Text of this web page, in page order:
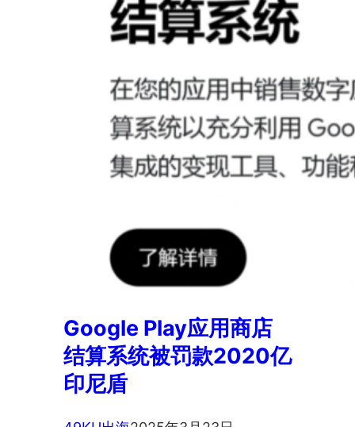
Google Play应用商店
结算系统被罚款2020亿
印尼盾